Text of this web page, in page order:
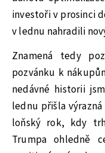
investoři v prosinci
v lednu nahradili
Znamená tedy
pozvánku k
nedávné historii
lednu přišla
loňský rok, kdy
Trumpa ohledně